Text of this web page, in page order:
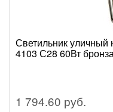
Светильник
4103 С28 60Вт
1 794.60 руб.